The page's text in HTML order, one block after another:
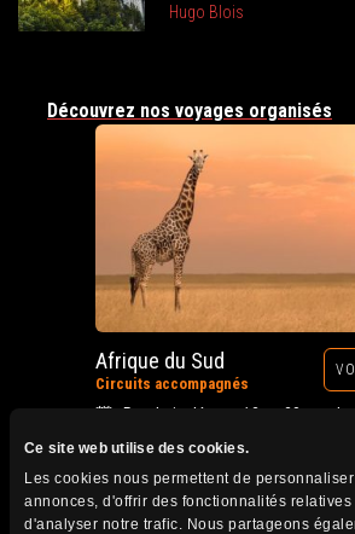
Ce site web utilise des cookies.
Les cookies nous permettent de
annonces, d'offrir des fonctionnalités
d'analyser notre trafic. Nous partageons
Hugo Blois
Découvrez nos voyages organisés
Afrique du Sud
Circuits accompagnés
Prochain départ : 12 au 28